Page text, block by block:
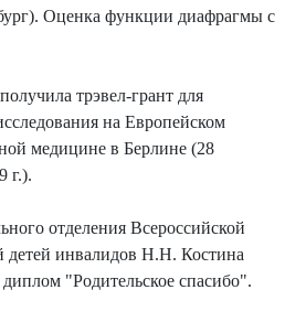
Оценка функции диафрагмы с
трэвел-грант для
на Европейском
медицине в Берлине (28
г.).
отделения Всероссийской
детей инвалидов Н.Н. Костина
"Родительское спасибо".